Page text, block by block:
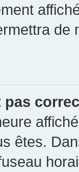
de
pas
êtes.